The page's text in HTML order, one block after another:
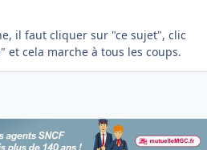
il faut cliquer sur "ce sujet", clic
cela marche à tous les coups.